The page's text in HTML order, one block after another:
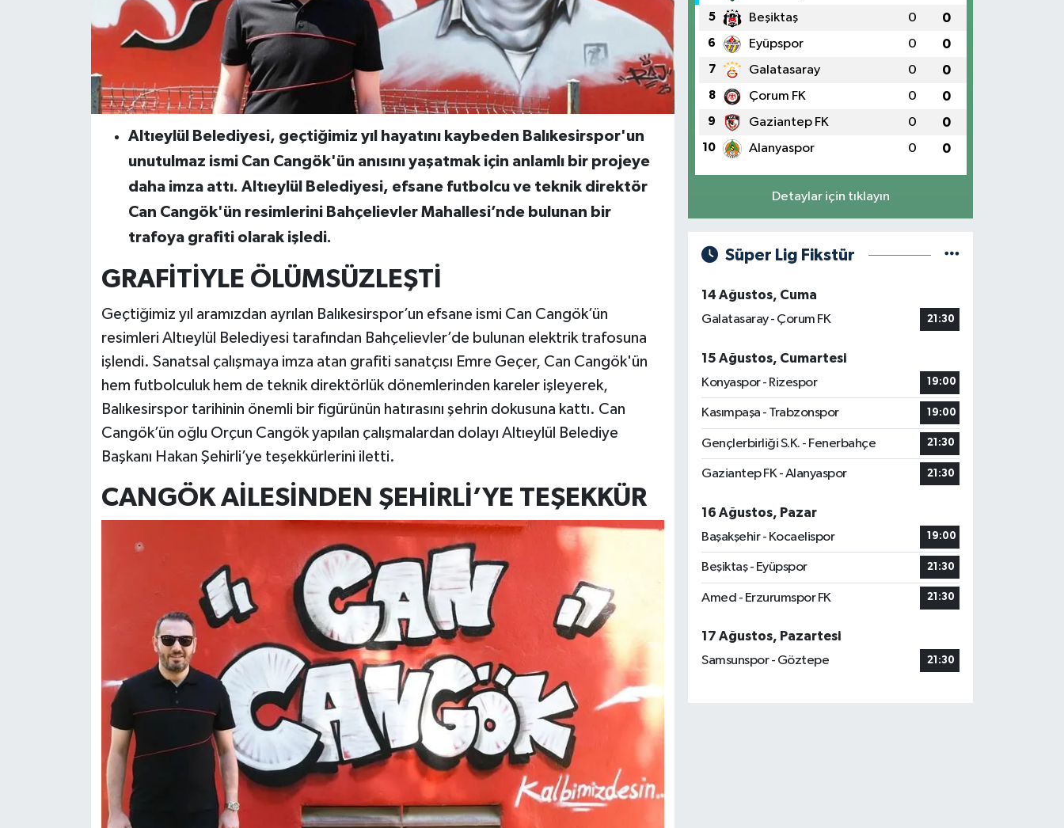
Altıeylül Belediyesi, geçtiğimiz yıl hayatını kaybeden Balıkesirspor'un
unutulmaz ismi Can Cangök'ün anısını yaşatmak için anlamlı bir projeye
daha imza attı. Altıeylül Belediyesi, efsane futbolcu ve teknik direktör
Can Cangök'ün resimlerini Bahçelievler Mahallesi’nde bulunan bir
trafoya grafiti olarak işledi.
GRAFİTİYLE ÖLÜMSÜZLEŞTİ
Geçtiğimiz yıl aramızdan ayrılan Balıkesirspor’un efsane ismi Can Cangök’ün
resimleri Altıeylül Belediyesi tarafından Bahçelievler’de bulunan elektrik trafosuna
işlendi. Sanatsal çalışmaya imza atan grafiti sanatçısı Emre Geçer, Can Cangök'ün
hem futbolculuk hem de teknik direktörlük dönemlerinden kareler işleyerek,
Balıkesirspor tarihinin önemli bir figürünün hatırasını şehrin dokusuna kattı. Can
Cangök’ün oğlu Orçun Cangök yapılan çalışmalardan dolayı Altıeylül Belediye
Başkanı Hakan Şehirli’ye teşekkürlerini iletti.
CANGÖK AİLESİNDEN ŞEHİRLİ’YE TEŞEKKÜR
5 Beşiktaş 0 0
6 Eyüpspor 0 0
7 Galatasaray 0 0
8 Çorum FK 0 0
9 Gaziantep FK 0 0
10 Alanyaspor 0 0
Detaylar için tıklayın
Süper Lig Fikstür
14 Ağustos, Cuma
Galatasaray - Çorum FK
21:30
15 Ağustos, Cumartesi
Konyaspor - Rizespor
19:00
Kasımpaşa - Trabzonspor 19:00
Gençlerbirliği S.K. - Fenerbahçe 21:30
Gaziantep FK - Alanyaspor 21:30
16 Ağustos, Pazar
Başakşehir - Kocaelispor
19:00
Beşiktaş - Eyüpspor 21:30
Amed - Erzurumspor FK 21:30
17 Ağustos, Pazartesi
Samsunspor - Göztepe
21:30